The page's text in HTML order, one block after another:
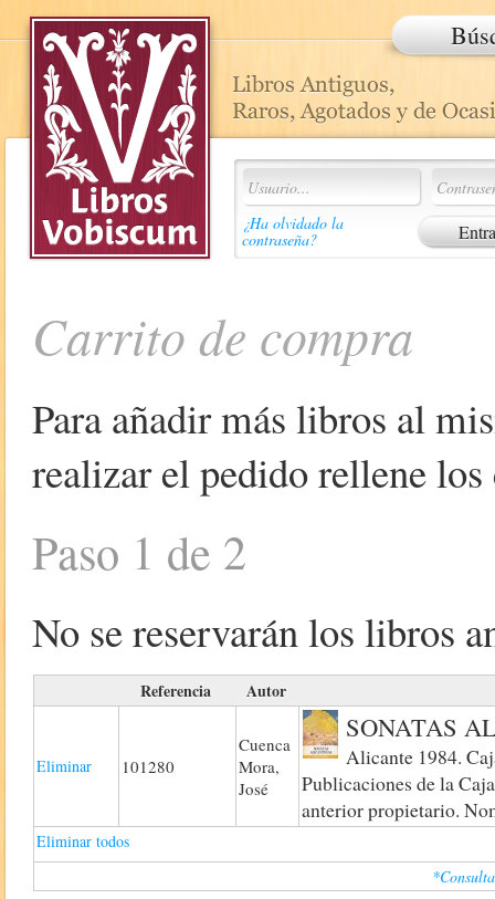
¿Ha olvidado la
contraseña?
Carrito de compra
Para añadir más libros al
realizar el pedido rellene
Paso 1 de 2
No se reservarán los libros
Referencia Autor
Eliminar 101280
Cuenca
Mora,
José
SONATAS
Alicante 1984.
Publicaciones de la
anterior propietario.
Eliminar todos